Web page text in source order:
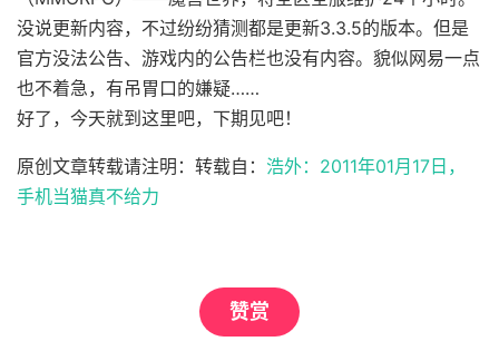
没说更新内容，不过纷纷猜测都是更新3.3.5的版本。但是
官方没法公告、游戏内的公告栏也没有内容。貌似网易一点
也不着急，有吊胃口的嫌疑……
好了，今天就到这里吧，下期见吧！
原创文章转载请注明：转载自： 浩外：2011年01月17日，
手机当猫真不给力
赞赏